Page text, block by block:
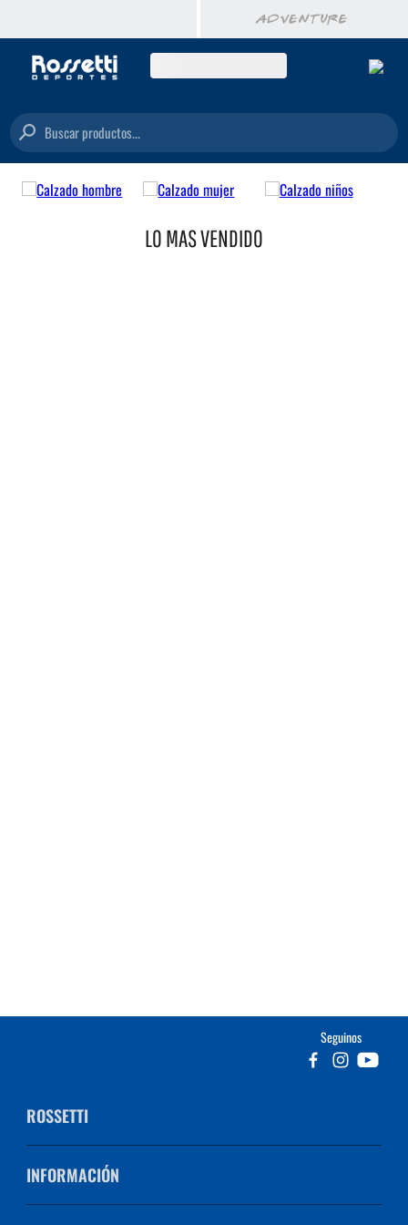
Buscar productos...
LO MAS VENDIDO
Seguinos
ROSSETTI
INFORMACIÓN